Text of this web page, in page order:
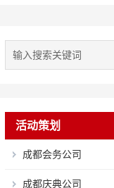
活动策划
成都会务公司
成都庆典公司